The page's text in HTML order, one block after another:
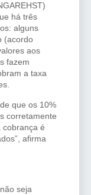
há três
alguns
(acordo
aos
fazem
a taxa
que os 10%
corretamente
cobrança é
afirma
seja